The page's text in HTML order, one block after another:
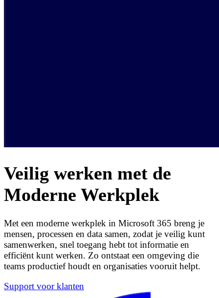
Veilig werken met de
Moderne Werkplek
Met een moderne werkplek in Microsoft 365 breng je
mensen, processen en data samen, zodat je veilig kunt
samenwerken, snel toegang hebt tot informatie en
efficiënt kunt werken. Zo ontstaat een omgeving die
teams productief houdt en organisaties vooruit helpt.
Support voor klanten